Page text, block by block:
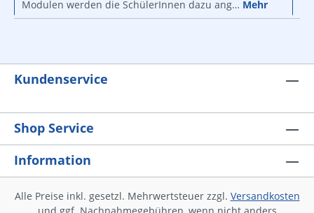
Modulen werden die SchülerInnen dazu ang… Mehr
Kundenservice
Shop Service
Information
Alle Preise inkl. gesetzl. Mehrwertsteuer zzgl. Versandkosten